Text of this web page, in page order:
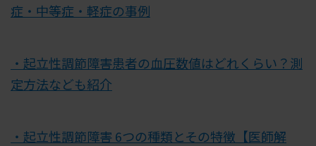
症・中等症・軽症の事例
・起立性調節障害患者の血圧数値はどれくらい？測
定方法なども紹介
・起立性調節障害 6つの種類とその特徴【医師解